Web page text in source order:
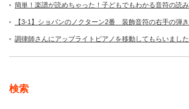
簡単！楽譜が読めちゃった！子どもでもわかる音符の読
【3-1】ショパンのノクターン2番 装飾音符の右手の弾
調律師さんにアップライトピアノを移動してもらいました
検索